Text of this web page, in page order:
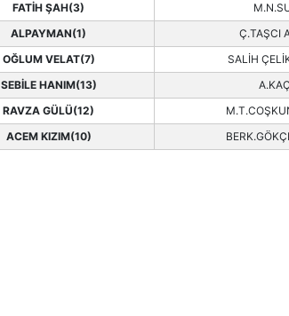
FATİH ŞAH(3)
ALPAYMAN(1) Ç.TAŞCI
OĞLUM VELAT(7) SALİH
SEBİLE HANIM(13)
RAVZA GÜLÜ(12)
ACEM KIZIM(10)